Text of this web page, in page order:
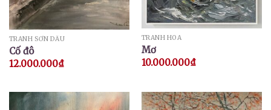
TRANH SƠN DẦU
Cố đô
12.000.000₫
TRANH HOA
Mơ
10.000.000₫